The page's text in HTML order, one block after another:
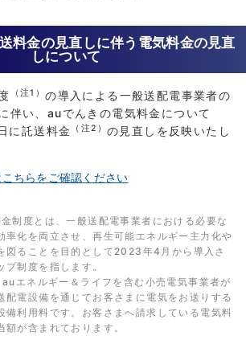
料金の見直しに伴う電気料金の見直
しについて
（注1） の導入による一般送配電事業者の
伴い、auでんきの電気料金について
に託送料金
（注2） の見直しを反映いたし
ちらをご確認ください
金制度とは、一般送配電事業者における必要な
率化を両立させ、再生可能エネルギー主力化や
図ることを目的として2023年4月から導入さ
制度を指します。
auエネルギー＆ライフを含む小売電気事業者が
配電設備を通じてお客さまに電気をお送りする
備利用料です。お客さまへ請求している電気料
が含まれております。